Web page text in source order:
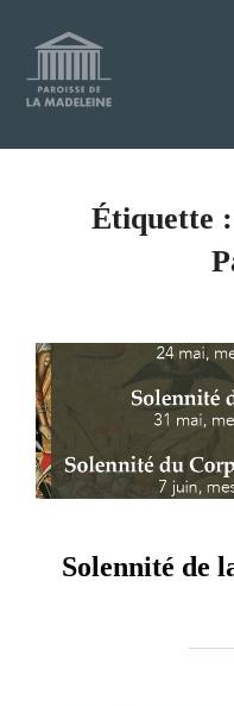
contenu
Étiquette :
Solennité de